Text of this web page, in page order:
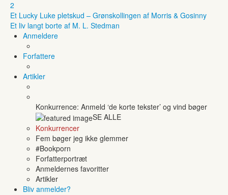
2
Et Lucky Luke pletskud – Grønskollingen af Morris & Gosinny
Et liv langt borte af M. L. Stedman
Anmeldere
Forfattere
Artikler
Konkurrence: Anmeld ‘de korte tekster’ og vind bøger
SE ALLE
Konkurrencer
Fem bøger jeg ikke glemmer
#Bookporn
Forfatterportræt
Anmeldernes favoritter
Artikler
Bliv anmelder?